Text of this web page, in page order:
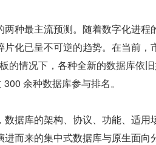
种最主流预测。随着数字化进程
化已呈不可逆的趋势。在当前，
情况下，各种全新的数据库依
余种数据库参与排名。
据库的架构、协议、功能、适用
而来的集中式数据库与原生面向